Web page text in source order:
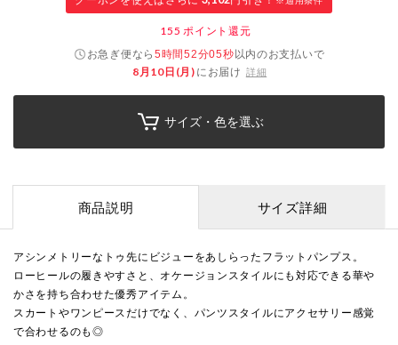
155 ポイント還元
お急ぎ便なら5時間52分04秒以内のお支払いで
8月10日(月) にお届け 詳細
サイズ・色を選ぶ
商品説明 サイズ詳細
アシンメトリーなトゥ先にビジューをあしらったフラットパンプス。
ローヒールの履きやすさと、オケージョンスタイルにも対応できる華や
かさを持ち合わせた優秀アイテム。
スカートやワンピースだけでなく、パンツスタイルにアクセサリー感覚
で合わせるのも◎